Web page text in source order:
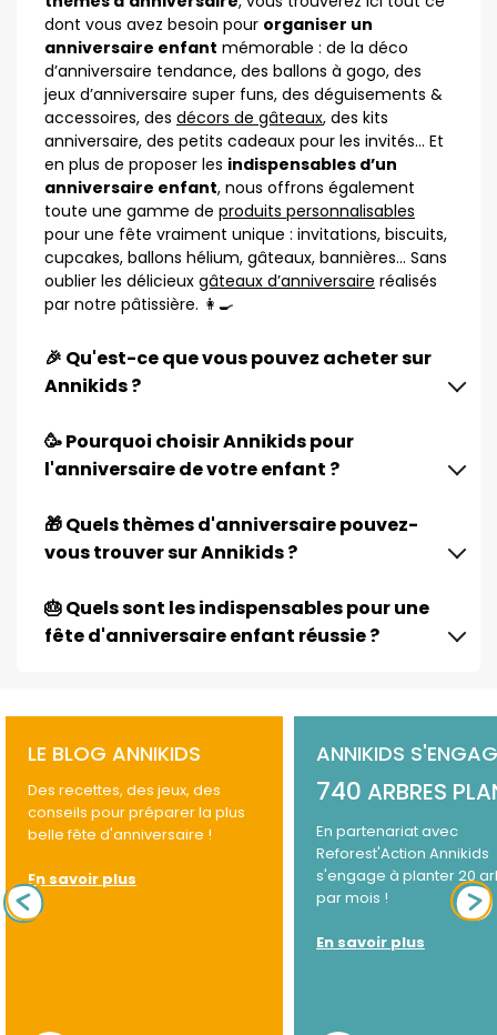
dont vous avez besoin pour organiser un
anniversaire enfant mémorable : de la déco
d’anniversaire tendance, des ballons à gogo, des
jeux d’anniversaire super funs, des déguisements &
accessoires, des décors de gâteaux, des kits
anniversaire, des petits cadeaux pour les invités… Et
en plus de proposer les indispensables d’un
anniversaire enfant, nous offrons également
toute une gamme de produits personnalisables
pour une fête vraiment unique : invitations, biscuits,
cupcakes, ballons hélium, gâteaux, bannières… Sans
oublier les délicieux gâteaux d’anniversaire réalisés
par notre pâtissière. 👩‍🍳
🎉 Qu'est-ce que vous pouvez acheter sur
Annikids ?
🥳 Pourquoi choisir Annikids pour
l'anniversaire de votre enfant ?
🎁 Quels thèmes d'anniversaire pouvez-
vous trouver sur Annikids ?
🎂 Quels sont les indispensables pour une
fête d'anniversaire enfant réussie ?
LE BLOG ANNIKIDS
Des recettes, des jeux, des
conseils pour préparer la plus
belle fête d'anniversaire !
En savoir plus
ANNIKIDS
740 ARBRES
En partenariat avec
Reforest'Action Annikids
s'engage à planter 20
par mois !
En savoir plus